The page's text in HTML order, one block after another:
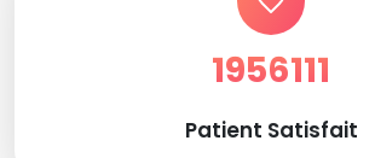
1956111
Patient Satisfait